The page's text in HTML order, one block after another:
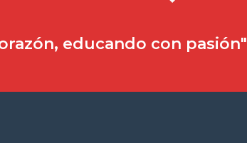
educando con pasión"